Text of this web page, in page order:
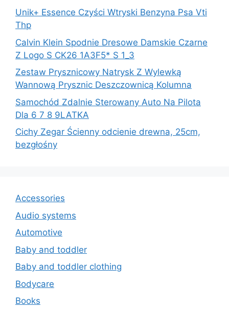
Unik+ Essence Czyści Wtryski Benzyna Psa Vti
Thp
Calvin Klein Spodnie Dresowe Damskie Czarne
Z Logo S CK26 1A3F5* S 1_3
Zestaw Prysznicowy Natrysk Z Wylewką
Wannową Prysznic Deszczownicą Kolumna
Samochód Zdalnie Sterowany Auto Na Pilota
Dla 6 7 8 9LATKA
Cichy Zegar Ścienny odcienie drewna, 25cm,
bezgłośny
Accessories
Audio systems
Automotive
Baby and toddler
Baby and toddler clothing
Bodycare
Books